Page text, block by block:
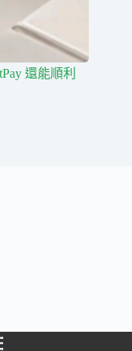
還能順利